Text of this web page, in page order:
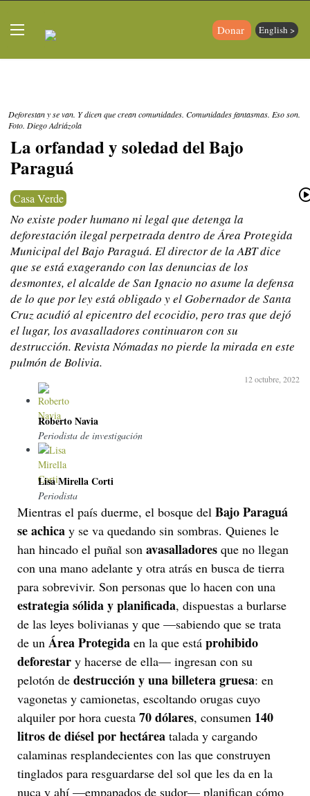
Donar English >
Deforestan y se van. Y dicen que crean comunidades. Comunidades fantasmas. Eso son.
Foto. Diego Adriázola
La orfandad y soledad del Bajo
Paraguá
Casa Verde
No existe poder humano ni legal que detenga la
deforestación ilegal perpetrada dentro de Área Protegida
Municipal del Bajo Paraguá. El director de la ABT dice
que se está exagerando con las denuncias de los
desmontes, el alcalde de San Ignacio no asume la defensa
de lo que por ley está obligado y el Gobernador de Santa
Cruz acudió al epicentro del ecocidio, pero tras que dejó
el lugar, los avasalladores continuaron con su
destrucción. Revista Nómadas no pierde la mirada en este
pulmón de Bolivia.
12 octubre, 2022
Roberto Navia
Periodista de investigación
Lisa Mirella Corti
Periodista
Mientras el país duerme, el bosque del Bajo Paraguá
se achica y se va quedando sin sombras. Quienes le
han hincado el puñal son avasalladores que no llegan
con una mano adelante y otra atrás en busca de tierra
para sobrevivir. Son personas que lo hacen con una
estrategia sóliday planificada, dispuestas a burlarse
de las leyes bolivianas y que —sabiendo que se trata
de un Área Protegida en la que está prohibido
deforestar y hacerse de ella— ingresan con su
pelotón de destrucción y una billetera gruesa: en
vagonetas y camionetas, escoltando orugas cuyo
alquiler por hora cuesta 70 dólares, consumen 140
litros de diésel por hectárea talada y cargando
calaminas resplandecientes con las que construyen
tinglados para resguardarse del sol que les da en la
nuca y ahí —empapados de sudor— planifican cómo